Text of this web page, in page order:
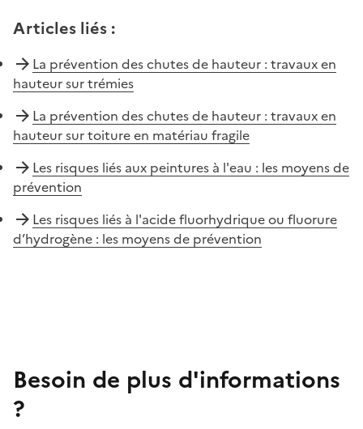
Articles liés :
La prévention des chutes de hauteur : travaux en
hauteur sur trémies
La prévention des chutes de hauteur : travaux en
hauteur sur toiture en matériau fragile
Les risques liés aux peintures à l'eau : les moyens de
prévention
Les risques liés à l'acide fluorhydrique ou fluorure
d’hydrogène : les moyens de prévention
Besoin de plus d'informations
?